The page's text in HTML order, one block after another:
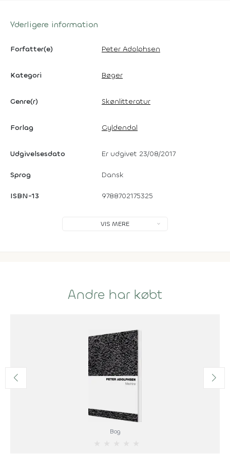
Yderligere information
Forfatter(e) Peter Adolphsen
Kategori Bøger
Genre(r) Skønlitteratur
Forlag Gyldendal
Udgivelsesdato Er udgivet 23/08/2017
Sprog Dansk
ISBN-13 9788702175325
VIS MERE
Andre har købt
Bog